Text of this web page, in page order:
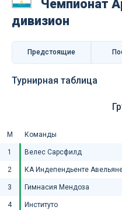
Чемпионат
дивизион
Предстоящие
Турнирная таблица
М Команды
1 Велес Сарсфилд
2 КА Индепендьенте
3 Гимнасия Мендоза
4 Институто